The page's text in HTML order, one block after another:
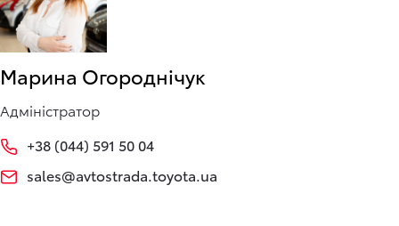
Марина Огороднічук
Адміністратор
+38 (044) 591 50 04
sales@avtostrada.toyota.ua